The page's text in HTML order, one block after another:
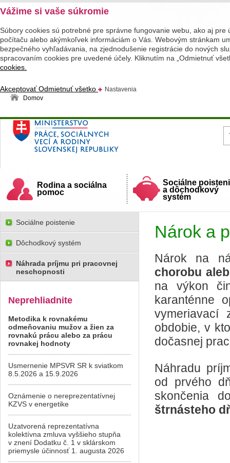
Vážime si vaše súkromie
Súbory cookies sú potrebné pre správne fungovanie webu, ako aj
počítaču alebo akýmkoľvek informáciám o Vás. Webovým stránkam
bezpečného vyhľadávania, na zjednodušenie registrácie do nových
spracovaním cookies pre uvedené účely. Kliknutím na „Odmietnuť
cookies.
AkceptovaťOdmietnuť všetko
Nastavenia
Domov
Ministerstvo práce, sociálnych vecí a rodiny
Slovenskej republiky
Rodina a sociálna
pomoc
Sociálne
a dôchodkový
systém
Nárok a
Nárok na
chorobu
na výkon
karanténne
obdobie, v
dočasnej
Náhradu
od prvého
skončenia
štrnásteho
Sociálne poistenie
Dôchodkový systém
Náhrada príjmu pri pracovnej
neschopnosti
Neprehliadnite
Metodika k rovnakému
odmeňovaniu mužov a žien za
rovnakú prácu alebo za prácu
rovnakej hodnoty
Usmernenie MPSVR SR k sviatkom
8.5.2026 a 15.9.2026
Oznámenie o nereprezentatívnej
KZVS v energetike
Uzatvorená reprezentatívna
kolektívna zmluva vyššieho stupňa
v znení Dodatku č. 1 v sklárskom
priemysle účinnosť 1. augusta 2026